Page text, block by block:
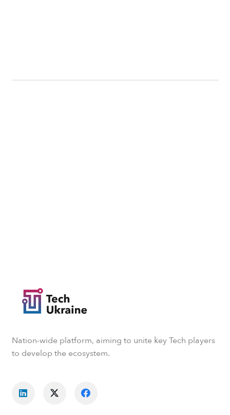
Nation-wide platform, aiming to unite key Tech players
to develop the ecosystem.